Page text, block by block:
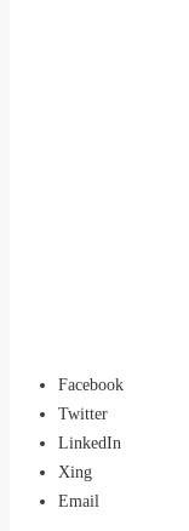
Facebook
Twitter
LinkedIn
Xing
Email